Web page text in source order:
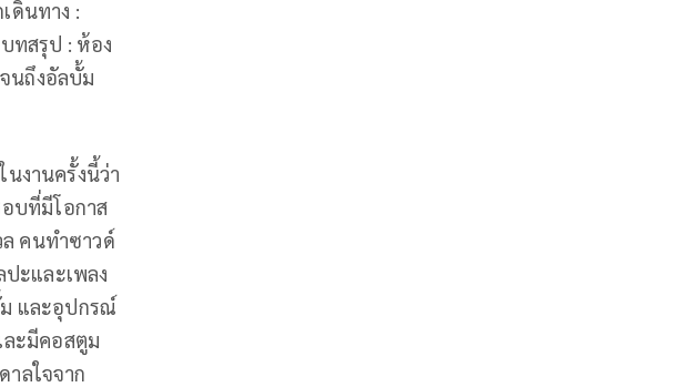
ดินทาง :
ทสรุป : ห้อง
นถึงอัลบั้ม
นงานครั้งนี้ว่า
อบที่มีโอกาส
คนทำซาวด์
ะและเพลง
ม และอุปกรณ์
ละมีคอสตูม
าลใจจาก